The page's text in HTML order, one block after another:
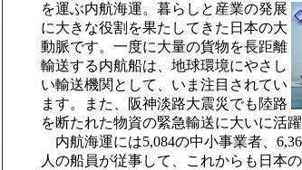
を運ぶ内航海運。暮らしと産業の発展
に大きな役割を果たしてきた日本の大
動脈です。一度に大量の貨物を長距離
輸送する内航船は、地球環境にやさし
い輸送機関として、いま注目されてい
ます。また、阪神淡路大震災でも陸路
を断たれた物資の緊急輸送に大いに活躍
内航海運には5,084の中小事業者、
人の船員が従事して、これからも日本